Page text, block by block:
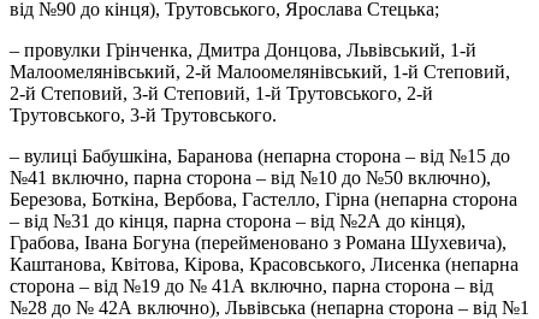
від №90 до кінця), Трутовського, Ярослава Стецька;
– провулки Грінченка, Дмитра Донцова, Львівський, 1-й
Малоомелянівський, 2-й Малоомелянівський, 1-й Степовий,
2-й Степовий, 3-й Степовий, 1-й Трутовського, 2-й
Трутовського, 3-й Трутовського.
– вулиці Бабушкіна, Баранова (непарна сторона – від №15 до
№41 включно, парна сторона – від №10 до №50 включно),
Березова, Боткіна, Вербова, Гастелло, Гірна (непарна сторона
– від №31 до кінця, парна сторона – від №2А до кінця),
Грабова, Івана Богуна (перейменовано з Романа Шухевича),
Каштанова, Квітова, Кірова, Красовського, Лисенка (непарна
сторона – від №19 до № 41А включно, парна сторона – від
№28 до № 42А включно), Львівська (непарна сторона – від №1